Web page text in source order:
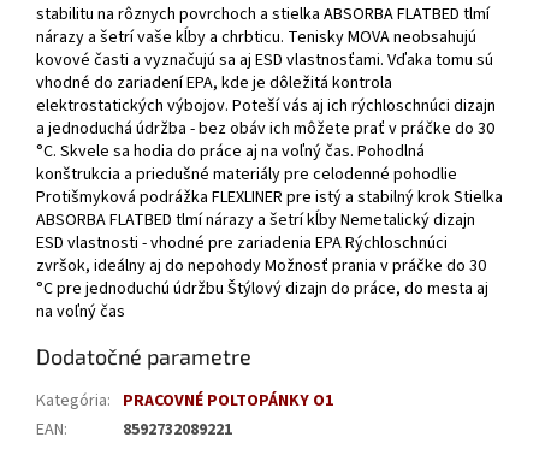
stabilitu na rôznych povrchoch a stielka ABSORBA FLATBED tlmí
nárazy a šetrí vaše kĺby a chrbticu. Tenisky MOVA neobsahujú
kovové časti a vyznačujú sa aj ESD vlastnosťami. Vďaka tomu sú
vhodné do zariadení EPA, kde je dôležitá kontrola
elektrostatických výbojov. Poteší vás aj ich rýchloschnúci dizajn
a jednoduchá údržba - bez obáv ich môžete prať v práčke do 30
°C. Skvele sa hodia do práce aj na voľný čas. Pohodlná
konštrukcia a priedušné materiály pre celodenné pohodlie
Protišmyková podrážka FLEXLINER pre istý a stabilný krok Stielka
ABSORBA FLATBED tlmí nárazy a šetrí kĺby Nemetalický dizajn
ESD vlastnosti - vhodné pre zariadenia EPA Rýchloschnúci
zvršok, ideálny aj do nepohody Možnosť prania v práčke do 30
°C pre jednoduchú údržbu Štýlový dizajn do práce, do mesta aj
na voľný čas
Dodatočné parametre
Kategória: PRACOVNÉ POLTOPÁNKY O1
EAN: 8592732089221